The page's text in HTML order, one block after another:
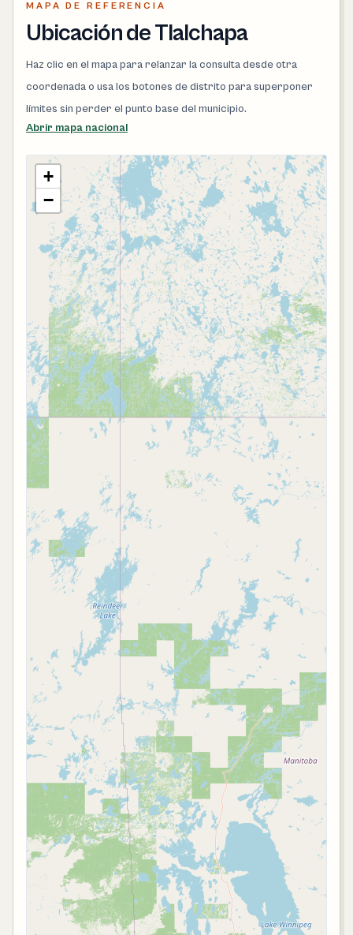
MAPA DE REFERENCIA
Ubicación de Tlalchapa
Haz clic en el mapa para relanzar la consulta desde otra
coordenada o usa los botones de distrito para superponer
límites sin perder el punto base del municipio.
Abrir mapa nacional
+
−